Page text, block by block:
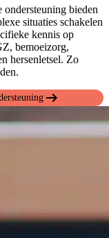
bieden
situaties schakelen
kennis op
bemoeizorg,
hersenletsel. Zo
arrow_right_alt